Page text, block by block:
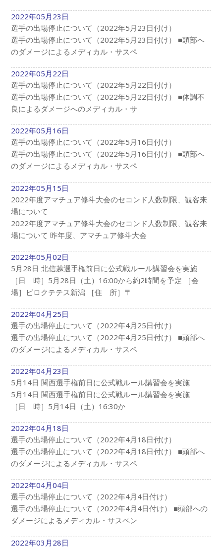
2022年05月23日
選手の出場停止について（2022年5月23日付け）
選手の出場停止について（2022年5月23日付け） ■頭部へ
のダメージによるメディカル・サスペ
2022年05月22日
選手の出場停止について（2022年5月22日付け）
選手の出場停止について（2022年5月22日付け） ■体調不
良によるダメージへのメディカル・サ
2022年05月16日
選手の出場停止について（2022年5月16日付け）
選手の出場停止について（2022年5月16日付け） ■頭部へ
のダメージによるメディカル・サスペ
2022年05月15日
2022年度アマチュア修斗大会のセコンド人数制限、観客来
場について
2022年度アマチュア修斗大会のセコンド人数制限、観客来
場について 昨年度、アマチュア修斗大会
2022年05月02日
5月28日 北信越選手権前日に公式戦ルール講習会を実施
［日 時］5月28日（土）16:00から約2時間を予定 ［会
場］ピロクテテス新潟 ［住 所］〒
2022年04月25日
選手の出場停止について（2022年4月25日付け）
選手の出場停止について（2022年4月25日付け） ■頭部へ
のダメージによるメディカル・サスペ
2022年04月23日
5月14日 関西選手権前日に公式戦ルール講習会を実施
5月14日 関西選手権前日に公式戦ルール講習会を実施
［日 時］5月14日（土）16:30か
2022年04月18日
選手の出場停止について（2022年4月18日付け）
選手の出場停止について（2022年4月18日付け） ■頭部へ
のダメージによるメディカル・サスペ
2022年04月04日
選手の出場停止について（2022年4月4日付け）
選手の出場停止について（2022年4月4日付け） ■頭部への
ダメージによるメディカル・サスペン
2022年03月28日